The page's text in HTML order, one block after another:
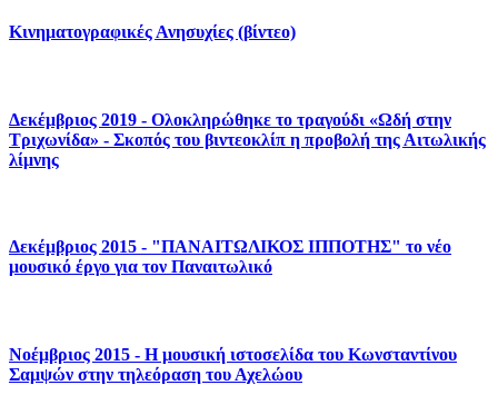
Κινηματογραφικές Ανησυχίες (βίντεο)
Δεκέμβριος 2019 - Ολοκληρώθηκε το τραγούδι «Ωδή στην
Τριχωνίδα» - Σκοπός του βιντεοκλίπ η προβολή της Αιτωλικής
λίμνης
Δεκέμβριος 2015 - "ΠΑΝΑΙΤΩΛΙΚΟΣ ΙΠΠΟΤΗΣ" το νέο
μουσικό έργο για τον Παναιτωλικό
Νοέμβριος 2015 - Η μουσική ιστοσελίδα του Κωνσταντίνου
Σαμψών στην τηλεόραση του Αχελώου